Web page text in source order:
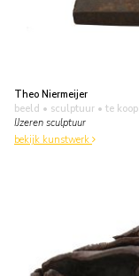
Theo Niermeijer
beeld • sculptuur • te koop
IJzeren sculptuur
bekijk kunstwerk